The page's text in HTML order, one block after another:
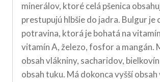
minerálov, ktoré celá pšenica
prestupujú hlbšie do jadra. Bulgur je
potravina, ktorá je bohatá na
vitamín A, železo, fosfor a mangán.
obsah vlákniny, sacharidov,
obsah tuku. Má dokonca vyšší